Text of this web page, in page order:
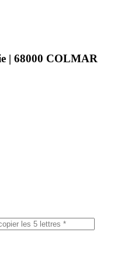
| 68000 COLMAR